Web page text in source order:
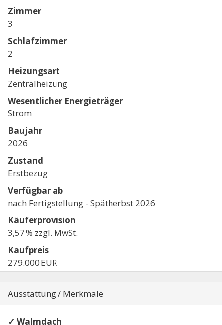
Zimmer
3
Schlafzimmer
2
Heizungsart
Zentralheizung
Wesentlicher Energieträger
Strom
Baujahr
2026
Zustand
Erstbezug
Verfügbar ab
nach Fertigstellung - Spätherbst 2026
Käufer­provision
3,57 % zzgl. MwSt.
Kaufpreis
279.000 EUR
Ausstattung / Merkmale
✓ Walmdach